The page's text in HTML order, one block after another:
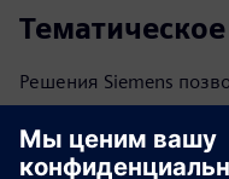
Решения Siemens
методологию полного
непрерывного